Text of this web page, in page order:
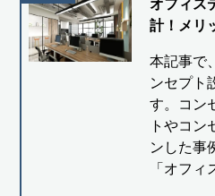
オフィス
計！メリ
本記事で
ンセプト
す。コン
トやコン
ンした事
「オフ